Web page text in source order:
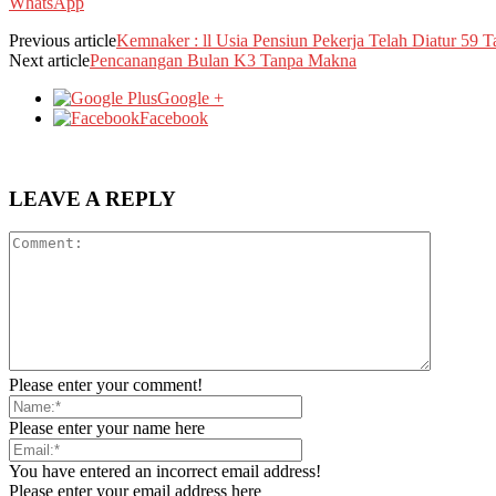
Previous articleKemnaker : ll Usia Pensiun Pekerja Telah Diatur 59
Next articlePencanangan Bulan K3 Tanpa Makna
Google +
Facebook
LEAVE A REPLY
Please enter your comment!
Please enter your name here
You have entered an incorrect email address!
Please enter your email address here